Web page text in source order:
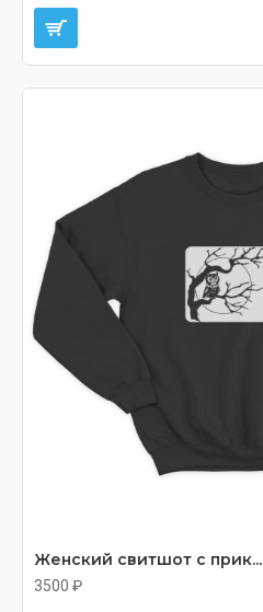
Женский свитшот с прик...
3500 ₽